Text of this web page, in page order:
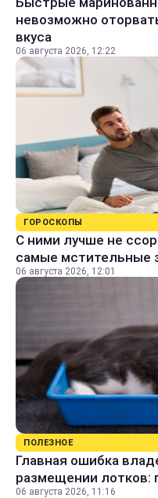
невозможно
вкуса
06 августа 2026, 12:22
ГОРОСКОПЫ
С ними лучше не
самые мстительные
06 августа 2026, 12:01
ПОЛЕЗНОЕ
Главная ошибка
размещении лотков:
06 августа 2026, 11:16